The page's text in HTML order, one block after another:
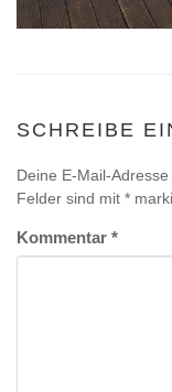
SCHREIBE
Deine E-Mail-
Felder sind mit *
Kommentar *